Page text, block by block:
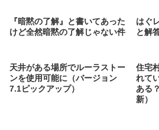
『暗黙の了解』と書いてあった
けど全然暗黙の了解じゃない件
はぐ
と解
天井がある場所でルーラストー
ンを使用可能に（バージョン
7.1ピックアップ）
住宅
れて
ある
新）